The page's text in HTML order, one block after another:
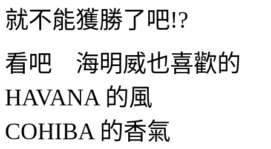
就不能獲勝了吧!?
看吧 海明威也喜歡的
HAVANA 的風
COHIBA 的香氣